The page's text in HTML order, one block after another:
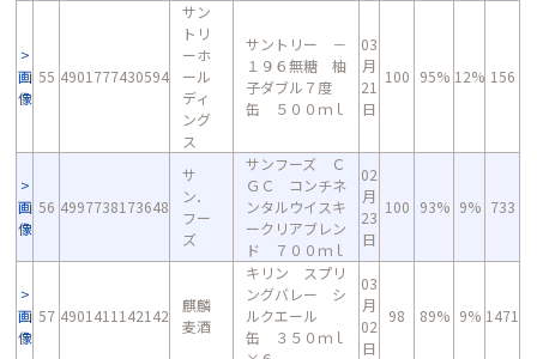
画
像
55 4901777430594
サン
トリ
ーホ
ール
ディ
ング
ス
サントリー －
１９６無糖 柚
子ダブル７度
缶 ５００ｍｌ
03
月
21
日
100 95% 12% 156
画
像
56 4997738173648
サ
ン．
フー
ズ
サンフーズ Ｃ
ＧＣ コンチネ
ンタルウイスキ
ークリアブレン
ド ７００ｍｌ
02
月
23
日
100 93% 9% 733
画
像
57 4901411142142
麒麟
麦酒
キリン スプリ
ングバレー シ
ルクエール
缶 ３５０ｍｌ
03
月
02
日
98 89% 9% 1471